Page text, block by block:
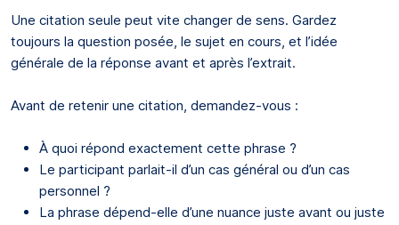
Une citation seule peut vite changer de sens. Gardez
toujours la question posée, le sujet en cours, et l’idée
générale de la réponse avant et après l’extrait.
Avant de retenir une citation, demandez-vous :
À quoi répond exactement cette phrase ?
Le participant parlait-il d’un cas général ou d’un cas
personnel ?
La phrase dépend-elle d’une nuance juste avant ou juste